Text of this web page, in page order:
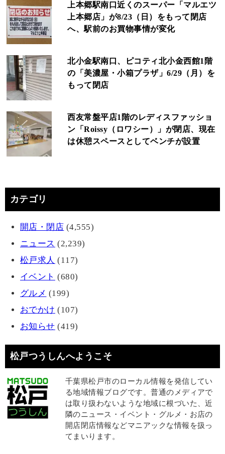
上本郷駅南口近くのスーパー「マルエツ
上本郷店」が8/23（日）をもって閉店
へ、駅前のお買物事情が変化
北小金駅南口、ピコティ北小金西館1階
の「美濃屋・小箱プラザ」6/29（月）を
もって閉店
西友常盤平店1階のレディスファッショ
ン「Roissy（ロワシー）」が閉店、現在
は休憩スペースとしてベンチが設置
カテゴリ
開店・閉店 (4,555)
ニュース (2,239)
松戸求人 (117)
イベント (680)
グルメ (199)
おでかけ (107)
お知らせ (419)
松戸つうしんへようこそ
千葉県松戸市のローカル情報を発信してい
る地域情報ブログです。普通のメディアで
は取り扱わないような地域に根づいた、近
隣のニュース・イベント・グルメ・お店の
開店閉店情報などマニアックな情報を扱っ
てまいります。